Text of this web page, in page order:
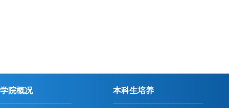
学院概况 本科生培养